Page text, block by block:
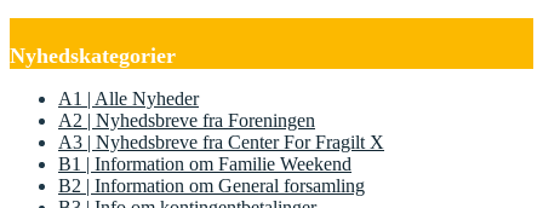
Nyhedskategorier
A1 | Alle Nyheder
A2 | Nyhedsbreve fra Foreningen
A3 | Nyhedsbreve fra Center For Fragilt X
B1 | Information om Familie Weekend
B2 | Information om General forsamling